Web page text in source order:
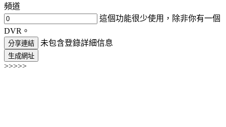
頻道
這個功能很少使用，除非你有一個
DVR。
分享連結 未包含登錄詳細信息
生成網址
>>>>>